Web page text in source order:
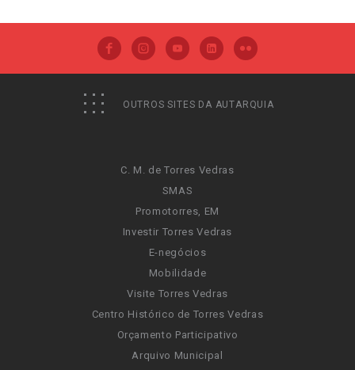
OUTROS SITES DA AUTARQUIA
C. M. de Torres Vedras
SMAS
Promotorres, EM
Investir Torres Vedras
E-negócios
Mobilidade
Visite Torres Vedras
Centro Histórico de Torres Vedras
Orçamento Participativo
Arquivo Municipal